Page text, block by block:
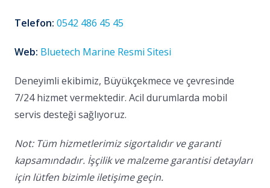
Telefon: 0542 486 45 45
Web: Bluetech Marine Resmi Sitesi
Deneyimli ekibimiz, Büyükçekmece ve çevresinde
7/24 hizmet vermektedir. Acil durumlarda mobil
servis desteği sağlıyoruz.
Not: Tüm hizmetlerimiz sigortalıdır ve garanti
kapsamındadır. İşçilik ve malzeme garantisi detayları
için lütfen bizimle iletişime geçin.